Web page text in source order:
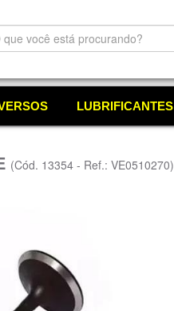
LUBRIFICANTES
(Cód. 13354 - Ref.: VE0510270)